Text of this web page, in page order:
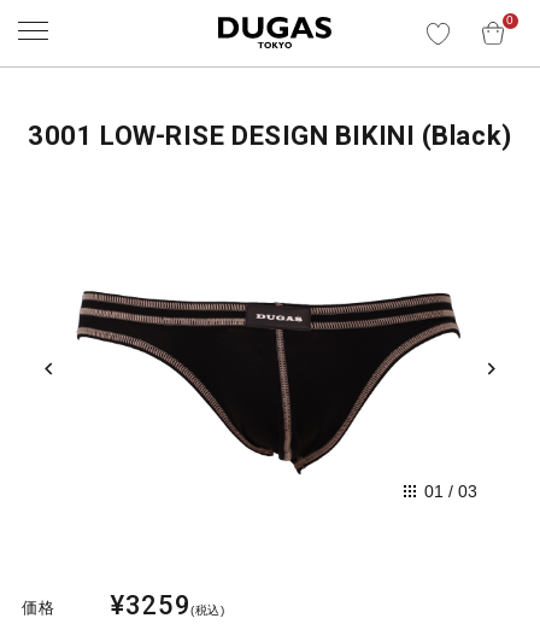
0
3001 LOW-RISE DESIGN BIKINI (Black)
01 / 03
価格 ¥3259(税込)